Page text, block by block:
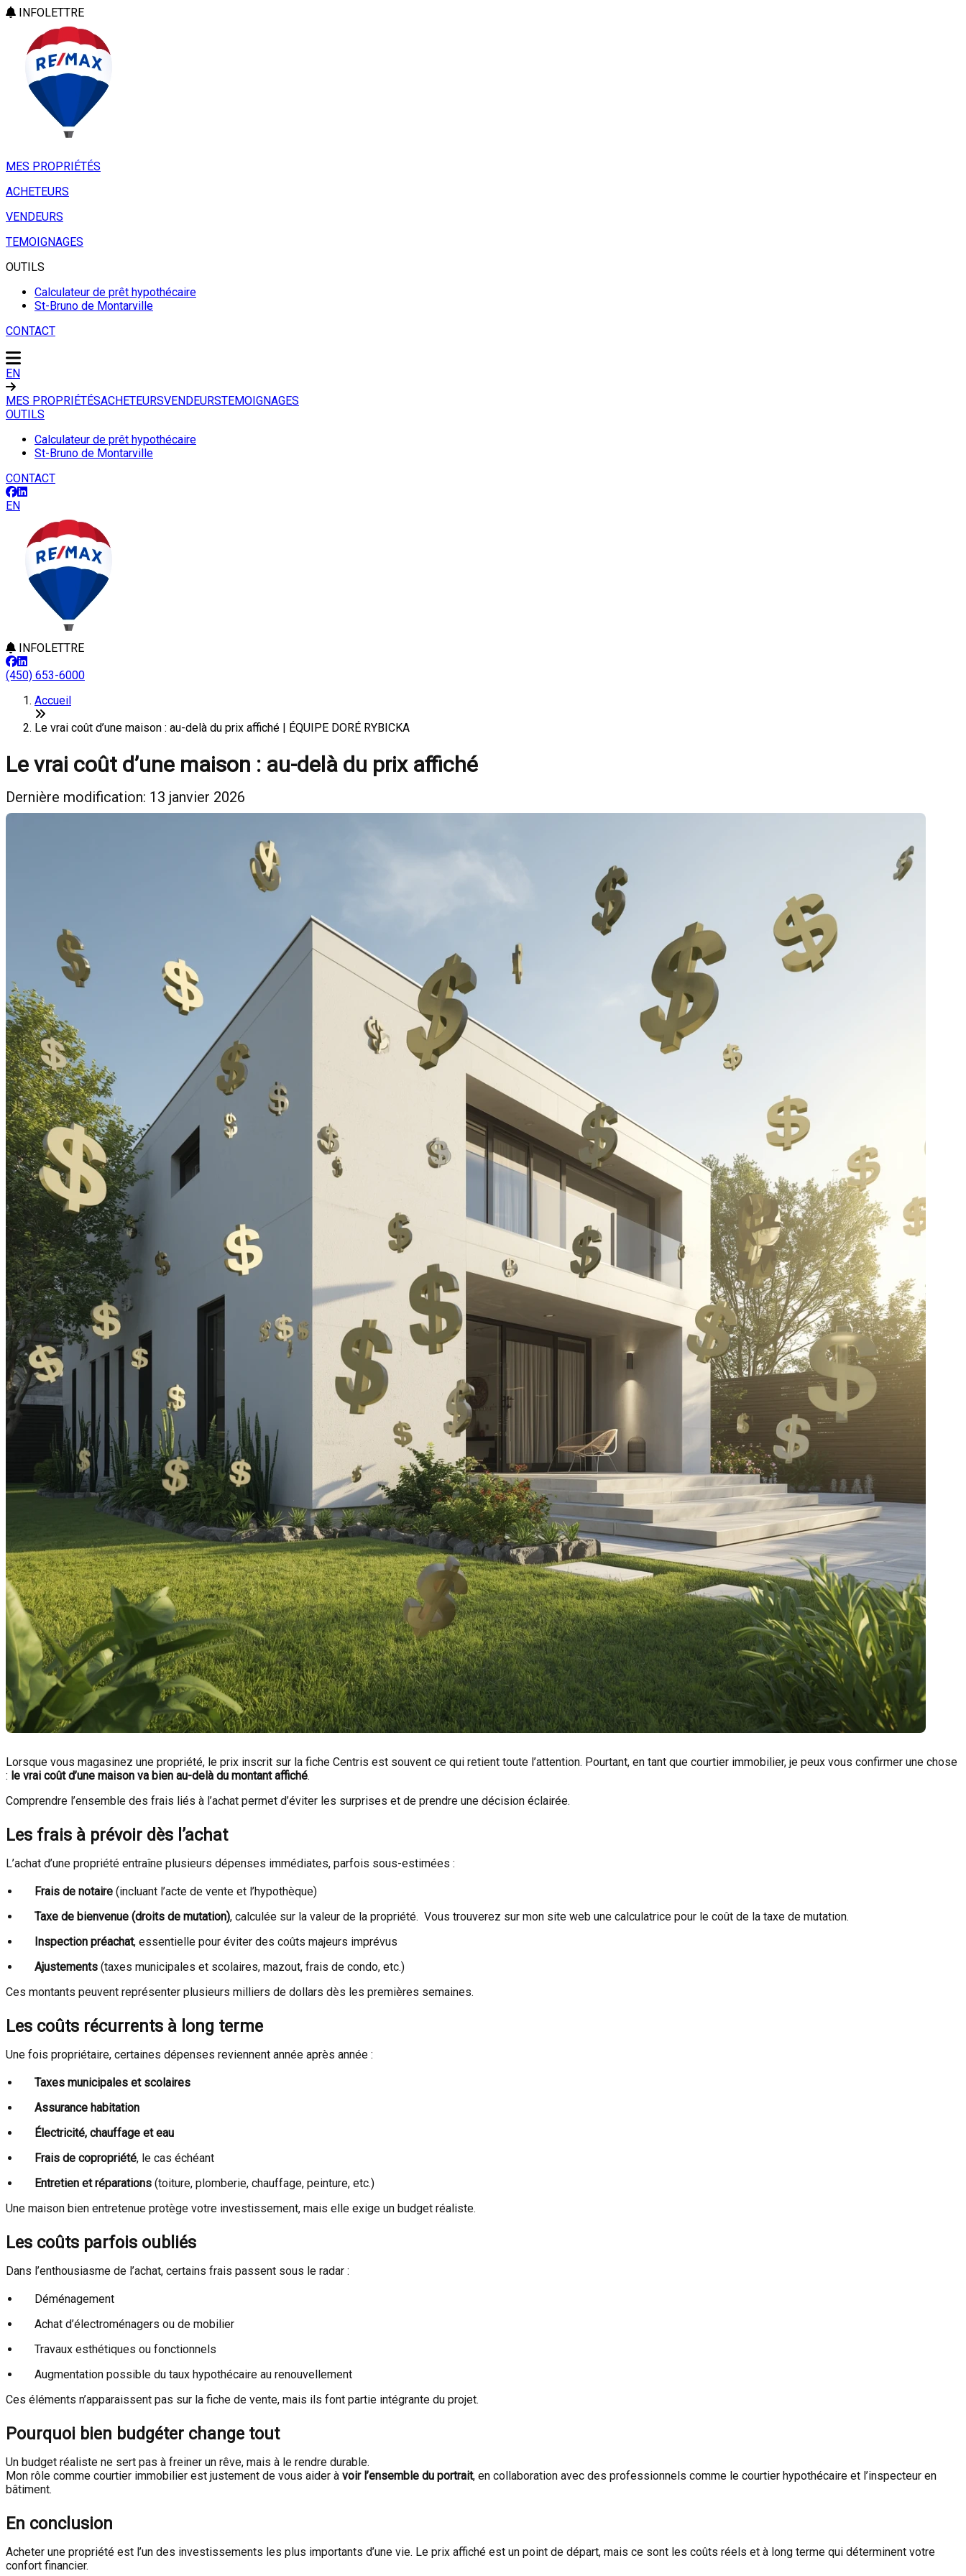
INFOLETTRE
MES PROPRIÉTÉS
ACHETEURS
VENDEURS
TEMOIGNAGES
OUTILS
Calculateur de prêt hypothécaire
St-Bruno de Montarville
CONTACT
EN
MES PROPRIÉTÉSACHETEURSVENDEURSTEMOIGNAGES
OUTILS
Calculateur de prêt hypothécaire
St-Bruno de Montarville
CONTACT
EN
INFOLETTRE
(450) 653-6000
Accueil
Le vrai coût d’une maison : au-delà du prix affiché | ÉQUIPE DORÉ RYBICKA
Le vrai coût d’une maison : au-delà du prix affiché
Dernière modification: 13 janvier 2026
Lorsque vous magasinez une propriété, le prix inscrit sur la fiche Centris est souvent ce qui retient toute l’attention. Pourtant, en tant que courtier immobilier, je peux vous confirmer une chose
: le vrai coût d’une maison va bien au-delà du montant affiché.
Comprendre l’ensemble des frais liés à l’achat permet d’éviter les surprises et de prendre une décision éclairée.
Les frais à prévoir dès l’achat
L’achat d’une propriété entraîne plusieurs dépenses immédiates, parfois sous-estimées :
Frais de notaire (incluant l’acte de vente et l’hypothèque)
Taxe de bienvenue (droits de mutation), calculée sur la valeur de la propriété. Vous trouverez sur mon site web une calculatrice pour le coût de la taxe de mutation.
Inspection préachat, essentielle pour éviter des coûts majeurs imprévus
Ajustements (taxes municipales et scolaires, mazout, frais de condo, etc.)
Ces montants peuvent représenter plusieurs milliers de dollars dès les premières semaines.
Les coûts récurrents à long terme
Une fois propriétaire, certaines dépenses reviennent année après année :
Taxes municipales et scolaires
Assurance habitation
Électricité, chauffage et eau
Frais de copropriété, le cas échéant
Entretien et réparations (toiture, plomberie, chauffage, peinture, etc.)
Une maison bien entretenue protège votre investissement, mais elle exige un budget réaliste.
Les coûts parfois oubliés
Dans l’enthousiasme de l’achat, certains frais passent sous le radar :
Déménagement
Achat d’électroménagers ou de mobilier
Travaux esthétiques ou fonctionnels
Augmentation possible du taux hypothécaire au renouvellement
Ces éléments n’apparaissent pas sur la fiche de vente, mais ils font partie intégrante du projet.
Pourquoi bien budgéter change tout
Un budget réaliste ne sert pas à freiner un rêve, mais à le rendre durable.
Mon rôle comme courtier immobilier est justement de vous aider à voir l’ensemble du portrait, en collaboration avec des professionnels comme le courtier hypothécaire et l’inspecteur en
bâtiment.
En conclusion
Acheter une propriété est l’un des investissements les plus importants d’une vie. Le prix affiché est un point de départ, mais ce sont les coûts réels et à long terme qui déterminent votre
confort financier.